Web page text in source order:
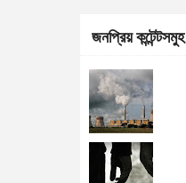
জনপ্রিয় কন্টেন্টসমুহ